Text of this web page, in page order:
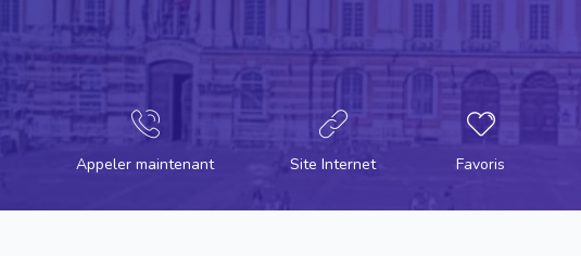
Appeler maintenant Site Internet Favoris